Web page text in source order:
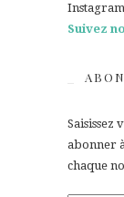
Suivez
Saisissez
abonner
chaque